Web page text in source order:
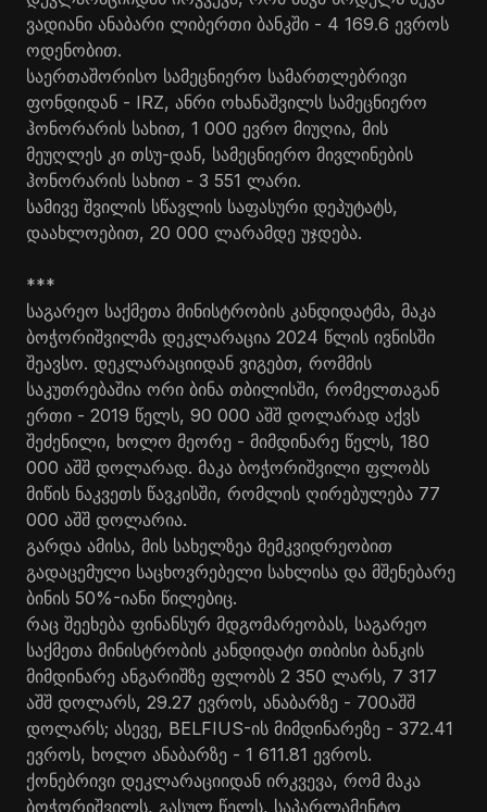
ვადიანი ანაბარი ლიბერთი ბანკში - 4 169.6 ევროს
ოდენობით.
საერთაშორისო სამეცნიერო სამართლებრივი
ფონდიდან - IRZ, ანრი ოხანაშვილს სამეცნიერო
ჰონორარის სახით, 1 000 ევრო მიუღია, მის
მეუღლეს კი თსუ-დან, სამეცნიერო მივლინების
ჰონორარის სახით - 3 551 ლარი.
სამივე შვილის სწავლის საფასური დეპუტატს,
დაახლოებით, 20 000 ლარამდე უჯდება.
***
საგარეო საქმეთა მინისტრობის კანდიდატმა, მაკა
ბოჭორიშვილმა დეკლარაცია 2024 წლის ივნისში
შეავსო. დეკლარაციიდან ვიგებთ, რომმის
საკუთრებაშია ორი ბინა თბილისში, რომელთაგან
ერთი - 2019 წელს, 90 000 აშშ დოლარად აქვს
შეძენილი, ხოლო მეორე - მიმდინარე წელს, 180
000 აშშ დოლარად. მაკა ბოჭორიშვილი ფლობს
მიწის ნაკვეთს წავკისში, რომლის ღირებულება 77
000 აშშ დოლარია.
გარდა ამისა, მის სახელზეა მემკვიდრეობით
გადაცემული საცხოვრებელი სახლისა და მშენებარე
ბინის 50%-იანი წილებიც.
რაც შეეხება ფინანსურ მდგომარეობას, საგარეო
საქმეთა მინისტრობის კანდიდატი თიბისი ბანკის
მიმდინარე ანგარიშზე ფლობს 2 350 ლარს, 7 317
აშშ დოლარს, 29.27 ევროს, ანაბარზე - 700აშშ
დოლარს; ასევე, BELFIUS-ის მიმდინარეზე - 372.41
ევროს, ხოლო ანაბარზე - 1 611.81 ევროს.
ქონებრივი დეკლარაციიდან ირკვევა, რომ მაკა
ბოჭორიშვილს, გასულ წელს, საპარლამენტო